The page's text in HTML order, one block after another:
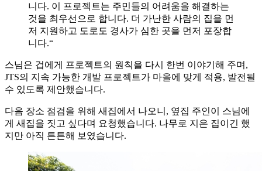
니다. 이 프로젝트는 주민들의 어려움을 해결하는
것을 최우선으로 합니다. 더 가난한 사람의 집을 먼
저 지원하고 도로도 경사가 심한 곳을 먼저 포장합
니다.“
스님은 겁에게 프로젝트의 원칙을 다시 한번 이야기해 주며,
JTS의 지속 가능한 개발 프로젝트가 마을에 맞게 적용, 발전될
수 있도록 제안했습니다.
다음 장소 점검을 위해 새집에서 나오니, 옆집 주인이 스님에
게 새집을 짓고 싶다며 요청했습니다. 나무로 지은 집이긴 했
지만 아직 튼튼해 보였습니다.